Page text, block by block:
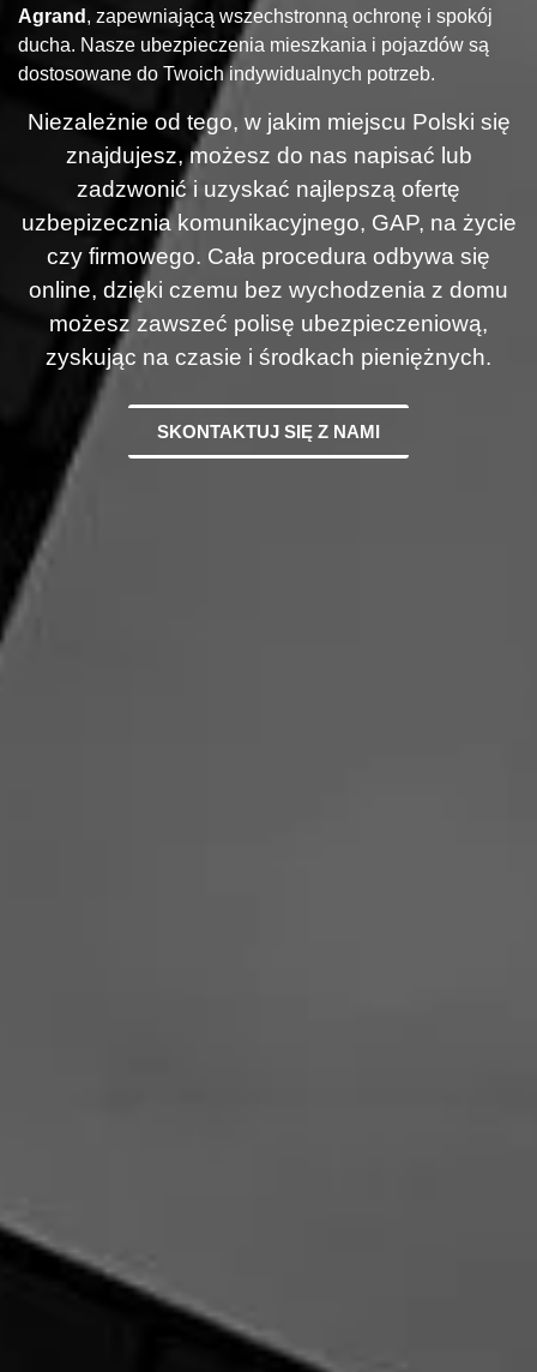
Agrand , zapewniającą wszechstronną ochronę i spokój
ducha. Nasze ubezpieczenia mieszkania i pojazdów są
dostosowane do Twoich indywidualnych potrzeb.
Niezależnie od tego, w jakim miejscu Polski się
znajdujesz, możesz do nas napisać lub
zadzwonić i uzyskać najlepszą ofertę
uzbepizecznia komunikacyjnego, GAP, na życie
czy firmowego. Cała procedura odbywa się
online, dzięki czemu bez wychodzenia z domu
możesz zawszeć polisę ubezpieczeniową,
zyskując na czasie i środkach pieniężnych.
SKONTAKTUJ SIĘ Z NAMI